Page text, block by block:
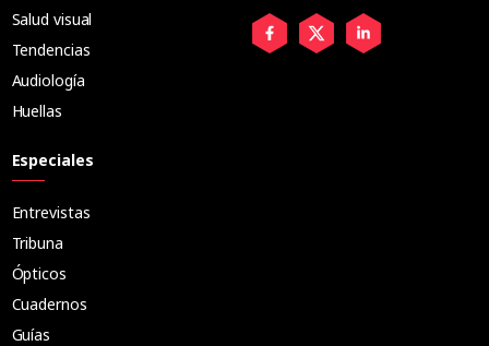
Salud visual
Tendencias
Audiología
Huellas
Especiales
Entrevistas
Tribuna
Ópticos
Cuadernos
Guías